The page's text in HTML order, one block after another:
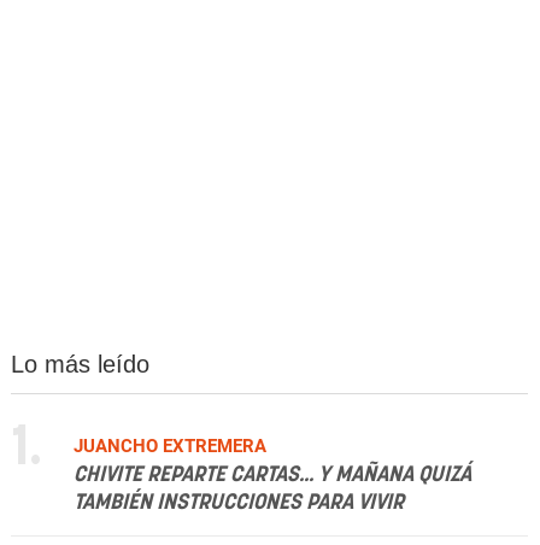
Lo más leído
1.
JUANCHO EXTREMERA
CHIVITE REPARTE CARTAS... Y MAÑANA QUIZÁ
TAMBIÉN INSTRUCCIONES PARA VIVIR